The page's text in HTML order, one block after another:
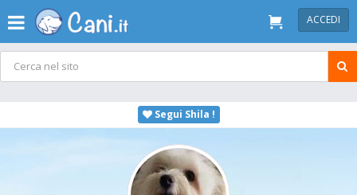
ACCEDI
Segui Shila !